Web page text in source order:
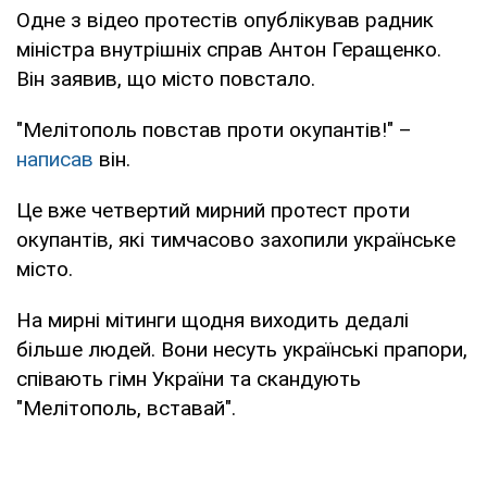
Одне з відео протестів опублікував радник
міністра внутрішніх справ Антон Геращенко.
Він заявив, що місто повстало.
"Мелітополь повстав проти окупантів!" –
написав він.
Це вже четвертий мирний протест проти
окупантів, які тимчасово захопили українське
місто.
На мирні мітинги щодня виходить дедалі
більше людей. Вони несуть українські прапори,
співають гімн України та скандують
"Мелітополь, вставай".